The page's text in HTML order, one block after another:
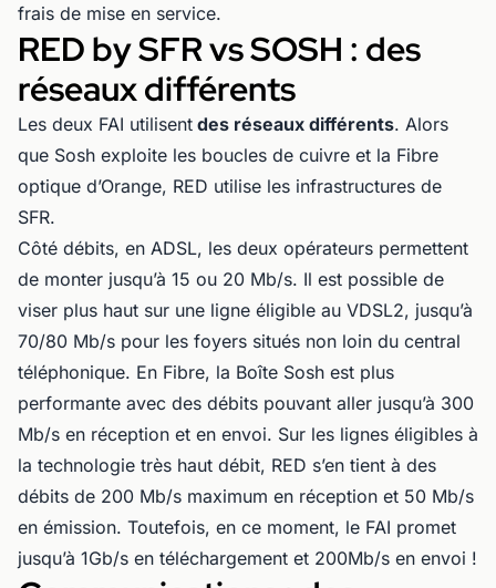
frais de mise en service.
RED by SFR vs SOSH : des
réseaux différents
Les deux FAI utilisent des réseaux différents. Alors
que Sosh exploite les boucles de cuivre et la Fibre
optique d’Orange, RED utilise les infrastructures de
SFR.
Côté débits, en ADSL, les deux opérateurs permettent
de monter jusqu’à 15 ou 20 Mb/s. Il est possible de
viser plus haut sur une ligne éligible au VDSL2, jusqu’à
70/80 Mb/s pour les foyers situés non loin du central
téléphonique. En Fibre, la Boîte Sosh est plus
performante avec des débits pouvant aller jusqu’à 300
Mb/s en réception et en envoi. Sur les lignes éligibles à
la technologie très haut débit, RED s’en tient à des
débits de 200 Mb/s maximum en réception et 50 Mb/s
en émission. Toutefois, en ce moment, le FAI promet
jusqu’à 1Gb/s en téléchargement et 200Mb/s en envoi !